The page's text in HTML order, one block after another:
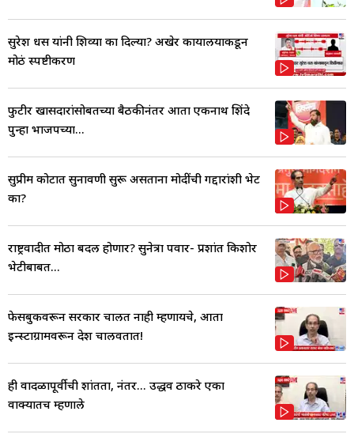
सुरेश धस यांनी शिव्या का दिल्या? अखेर कार्यालयाकडून
मोठं स्पष्टीकरण
फुटीर खासदारांसोबतच्या बैठकीनंतर आता एकनाथ शिंदे
पुन्हा भाजपच्या...
सुप्रीम कोर्टात सुनावणी सुरू असताना मोदींची गद्दारांशी भेट
का?
राष्ट्रवादीत मोठा बदल होणार? सुनेत्रा पवार- प्रशांत किशोर
भेटीबाबत...
फेसबुकवरून सरकार चालत नाही म्हणायचे, आता
इन्स्टाग्रामवरून देश चालवतात!
ही वादळापूर्वीची शांतता, नंतर... उद्धव ठाकरे एका
वाक्यातच म्हणाले